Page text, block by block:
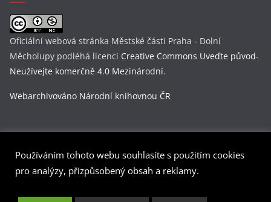
Oficiální webová stránka Městské části Praha - Dolní
Měcholupy podléhá licenci Creative Commons Uveďte původ-
Neužívejte komerčně 4.0 Mezinárodní.
Webarchivováno Národní knihovnou ČR
Copyright © 2026Praha-Dolní Měcholupy. Všechna práva
Šablona:ColorMagod ThemeGrill. PoužívámeWordPress
Používáním tohoto webu souhlasíte s použitím cookies
pro analýzy, přizpůsobený obsah a reklamy.